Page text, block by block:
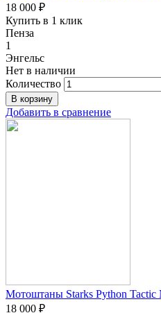
18 000 ₽
Купить в 1 клик
Пенза
1
Энгельс
Нет в наличии
Количество
Добавить в сравнение
Мотоштаны Starks Python Tactic
18 000 ₽